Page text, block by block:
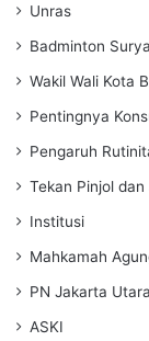
Unras
Badminton
Wakil Wali Kota
Pentingnya
Pengaruh
Tekan Pinjol dan
Institusi
Mahkamah
PN Jakarta Utara
ASKI